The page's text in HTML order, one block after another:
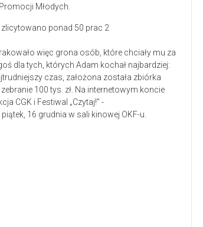
Młodych.
więc grona osób, które chciały mu za
dla tych, których Adam kochał najbardziej:
czas, założona została zbiórka
zebranie 100 tys. zł. Na internetowym koncie
CGK i Festiwal „Czytaj!” -
16 grudnia w sali kinowej OKF-u.